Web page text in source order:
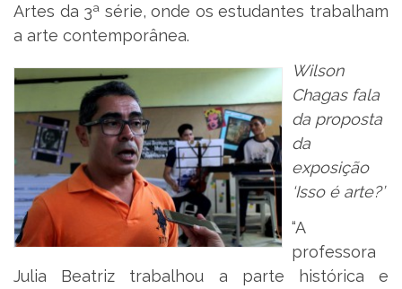
Artes da 3ª série, onde os estudantes trabalham
a arte contemporânea.
Wilson
Chagas fala
da proposta
da
exposição
‘Isso é arte?’
“A
professora
Julia Beatriz trabalhou a parte histórica e